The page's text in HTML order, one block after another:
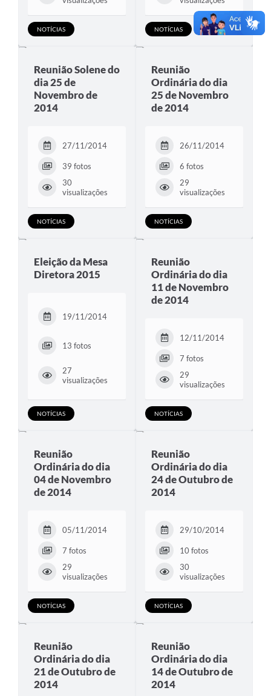
NOTÍCIAS NOTÍCIAS
Reunião Solene do
dia 25 de
Novembro de
2014
27/11/2014
39 fotos
30
visualizações
NOTÍCIAS
Reunião
Ordinária do dia
25 de Novembro
de 2014
26/11/2014
6 fotos
29
visualizações
NOTÍCIAS
Eleição da Mesa
Diretora 2015
19/11/2014
13 fotos
27
visualizações
NOTÍCIAS
Reunião
Ordinária do dia
11 de Novembro
de 2014
12/11/2014
7 fotos
29
visualizações
NOTÍCIAS
Reunião
Ordinária do dia
04 de Novembro
de 2014
05/11/2014
7 fotos
29
visualizações
NOTÍCIAS
Reunião
Ordinária do dia
24 de Outubro de
2014
29/10/2014
10 fotos
30
visualizações
NOTÍCIAS
Reunião
Ordinária do dia
21 de Outubro de
2014
Reunião
Ordinária do dia
14 de Outubro de
2014